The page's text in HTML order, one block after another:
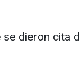
dieron cita